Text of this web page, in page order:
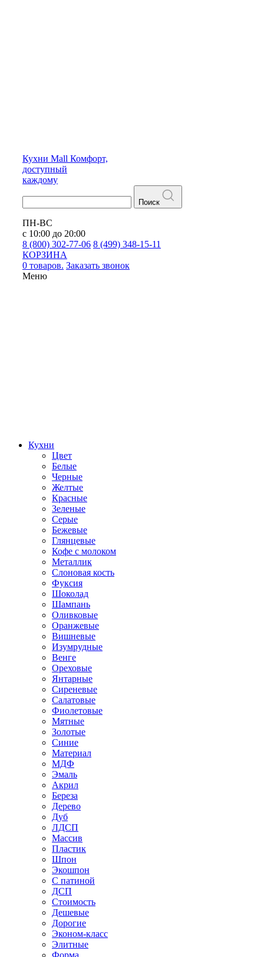
Кухни Mall Комфорт,
доступный
каждому
Поиск
ПН-ВС
с 10:00 до 20:00
8 (800) 302-77-06 8 (499) 348-15-11
КОРЗИНА
0 товаров. Заказать звонок
Меню
Кухни
Цвет
Белые
Черные
Желтые
Красные
Зеленые
Серые
Бежевые
Глянцевые
Кофе с молоком
Металлик
Слоновая кость
Фуксия
Шоколад
Шампань
Оливковые
Оранжевые
Вишневые
Изумрудные
Венге
Ореховые
Янтарные
Сиреневые
Салатовые
Фиолетовые
Мятные
Золотые
Синие
Материал
МДФ
Эмаль
Акрил
Береза
Дерево
Дуб
ЛДСП
Массив
Пластик
Шпон
Экошпон
С патиной
ДСП
Стоимость
Дешевые
Дорогие
Эконом-класс
Элитные
Форма